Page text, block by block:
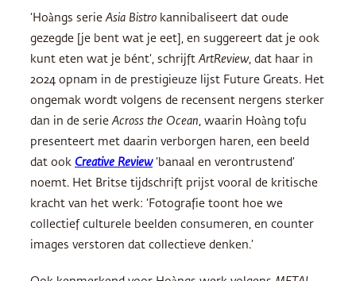
‘Hoàngs serieAsia Bistro kannibaliseert dat oude
gezegde [je bent wat je eet], en suggereert dat je ook
kunt eten wat je bént’, schrijftArtReview, dat haar in
2024 opnam in de prestigieuze lijst Future Greats. Het
ongemak wordt volgens de recensent nergens sterker
dan in de serieAcross the Ocean, waarin Hoàng tofu
presenteert met daarin verborgen haren, een beeld
dat ook Creative Review‘banaal en verontrustend’
noemt. Het Britse tijdschrift prijst vooral de kritische
kracht van het werk: ‘Fotografie toont hoe we
collectief culturele beelden consumeren, en counter
images verstoren dat collectieve denken.’